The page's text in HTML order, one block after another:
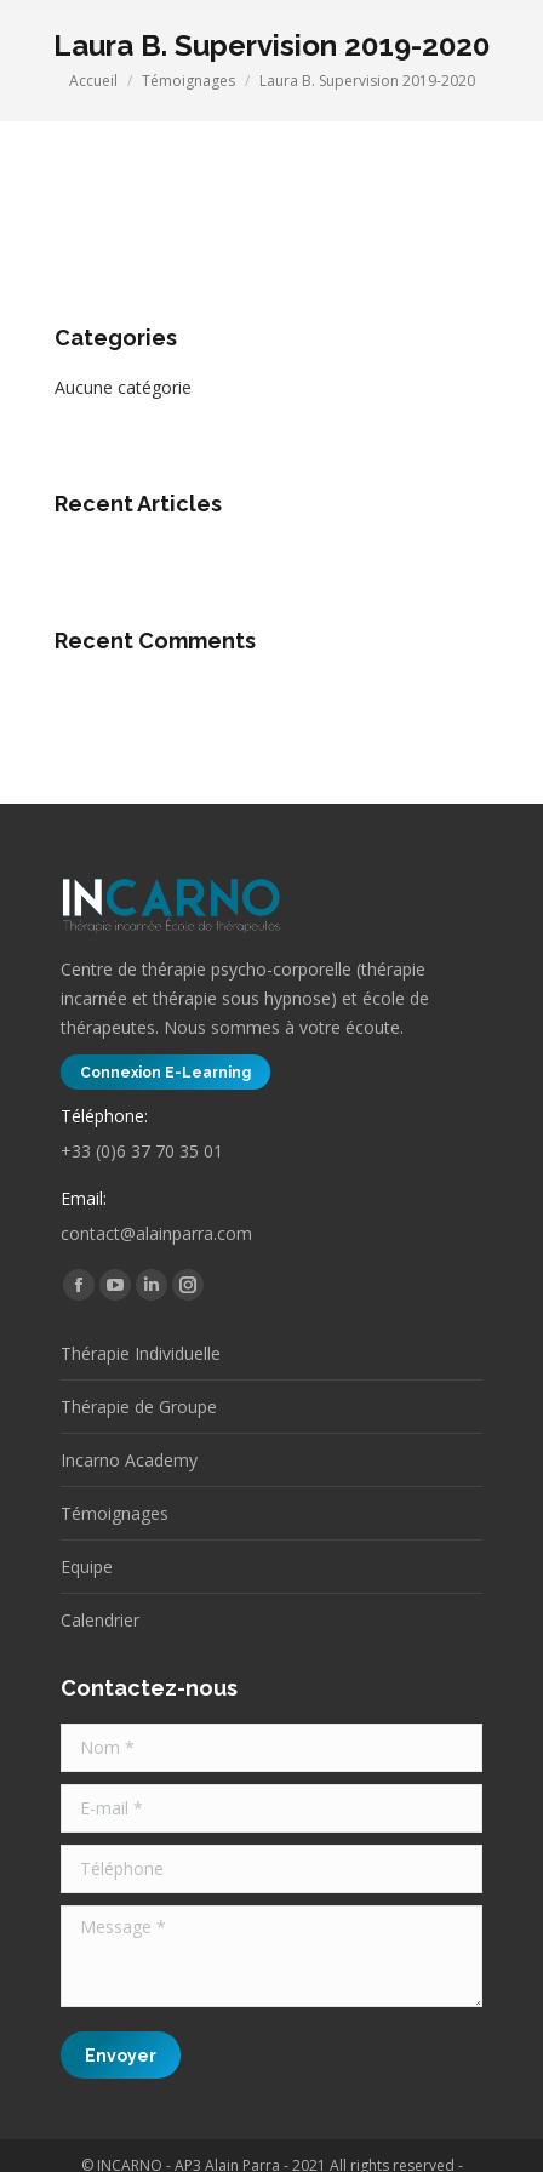
Laura B. Supervision 2019-2020
Vous êtes ici :
Accueil Témoignages Laura B. Supervision 2019-2020
Categories
Aucune catégorie
Recent Articles
Recent Comments
Centre de thérapie psycho-corporelle (thérapie
incarnée et thérapie sous hypnose) et école de
thérapeutes. Nous sommes à votre écoute.
Connexion E-Learning
Téléphone:
+33 (0)6 37 70 35 01
Email:
contact@alainparra.com
Trouvez nous sur :
Facebook
opens
new
window
YouTube
opens
window
LinkedIn
opens
window
Instagram
opens
new
window
Thérapie Individuelle
Thérapie de Groupe
Incarno Academy
Témoignages
Equipe
Calendrier
Contactez-nous
Nom *
E-mail *
Téléphone
Message *
Envoyer
© INCARNO - AP3 Alain Parra - 2021 All rights reserved -